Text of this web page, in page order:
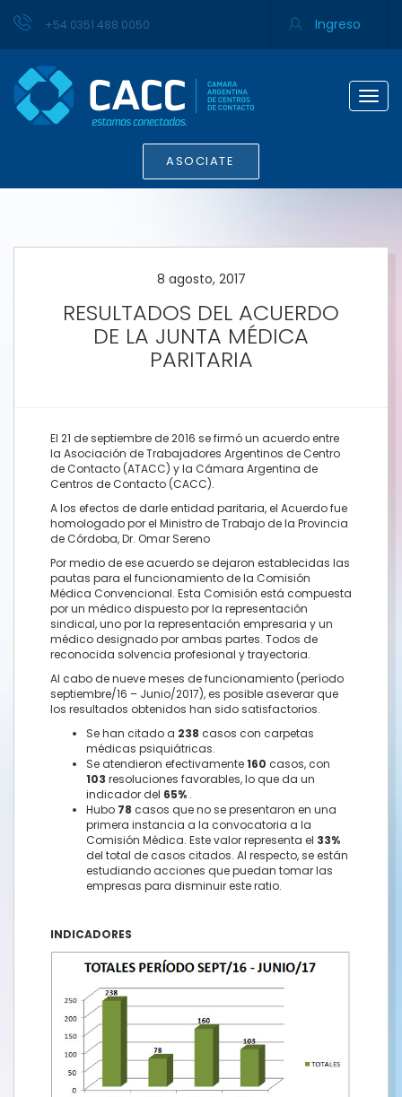
+54 0351 488 0050 Ingreso
ASOCIATE
8 agosto, 2017
RESULTADOS DEL ACUERDO
DE LA JUNTA MÉDICA
PARITARIA
El 21 de septiembre de 2016 se firmó un acuerdo entre
la Asociación de Trabajadores Argentinos de Centro
de Contacto (ATACC) y la Cámara Argentina de
Centros de Contacto (CACC).
A los efectos de darle entidad paritaria, el Acuerdo fue
homologado por el Ministro de Trabajo de la Provincia
de Córdoba, Dr. Omar Sereno
Por medio de ese acuerdo se dejaron establecidas las
pautas para el funcionamiento de la Comisión
Médica Convencional. Esta Comisión está compuesta
por un médico dispuesto por la representación
sindical, uno por la representación empresaria y un
médico designado por ambas partes. Todos de
reconocida solvencia profesional y trayectoria.
Al cabo de nueve meses de funcionamiento (período
septiembre/16 – Junio/2017), es posible aseverar que
los resultados obtenidos han sido satisfactorios.
Se han citado a 238 casos con carpetas
médicas psiquiátricas.
Se atendieron efectivamente160 casos, con
103 resoluciones favorables, lo que da un
indicador del 65% .
Hubo 78 casos que no se presentaron en una
primera instancia a la convocatoria a la
Comisión Médica. Este valor representa el 33%
del total de casos citados. Al respecto, se están
estudiando acciones que puedan tomar las
empresas para disminuir este ratio.
INDICADORES